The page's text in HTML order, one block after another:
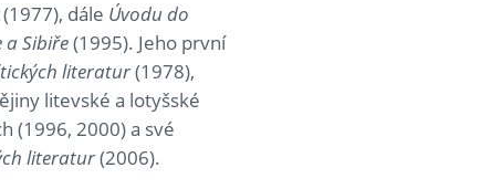
(1977), dále Úvodu do
Sibiře(1995). Jeho první
literatur(1978),
litevské a lotyšské
(1996, 2000) a své
literatur(2006).